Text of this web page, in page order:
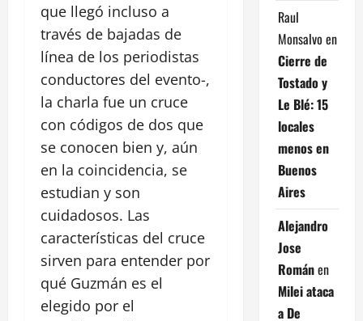
que llegó incluso a
través de bajadas de
línea de los periodistas
conductores del evento-,
la charla fue un cruce
con códigos de dos que
se conocen bien y, aún
en la coincidencia, se
estudian y son
cuidadosos. Las
características del cruce
sirven para entender por
qué Guzmán es el
elegido por el
Raul
Monsalvo en
Cierre de
Tostado y
Le Blé: 15
locales
menos en
Buenos
Aires
Alejandro
Jose
Románen
Milei ataca
a De